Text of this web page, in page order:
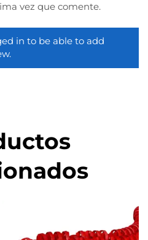
vez que comente.
in to be able to add